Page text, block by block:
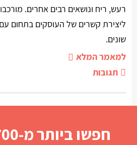
רעש, ריח ונושאים רבים אחרים.
ליצירת קשרים של העוסקים בתחום
שונים.
למאמר המלא
תגובות
חפשו ביותר מ-700 מאמרים